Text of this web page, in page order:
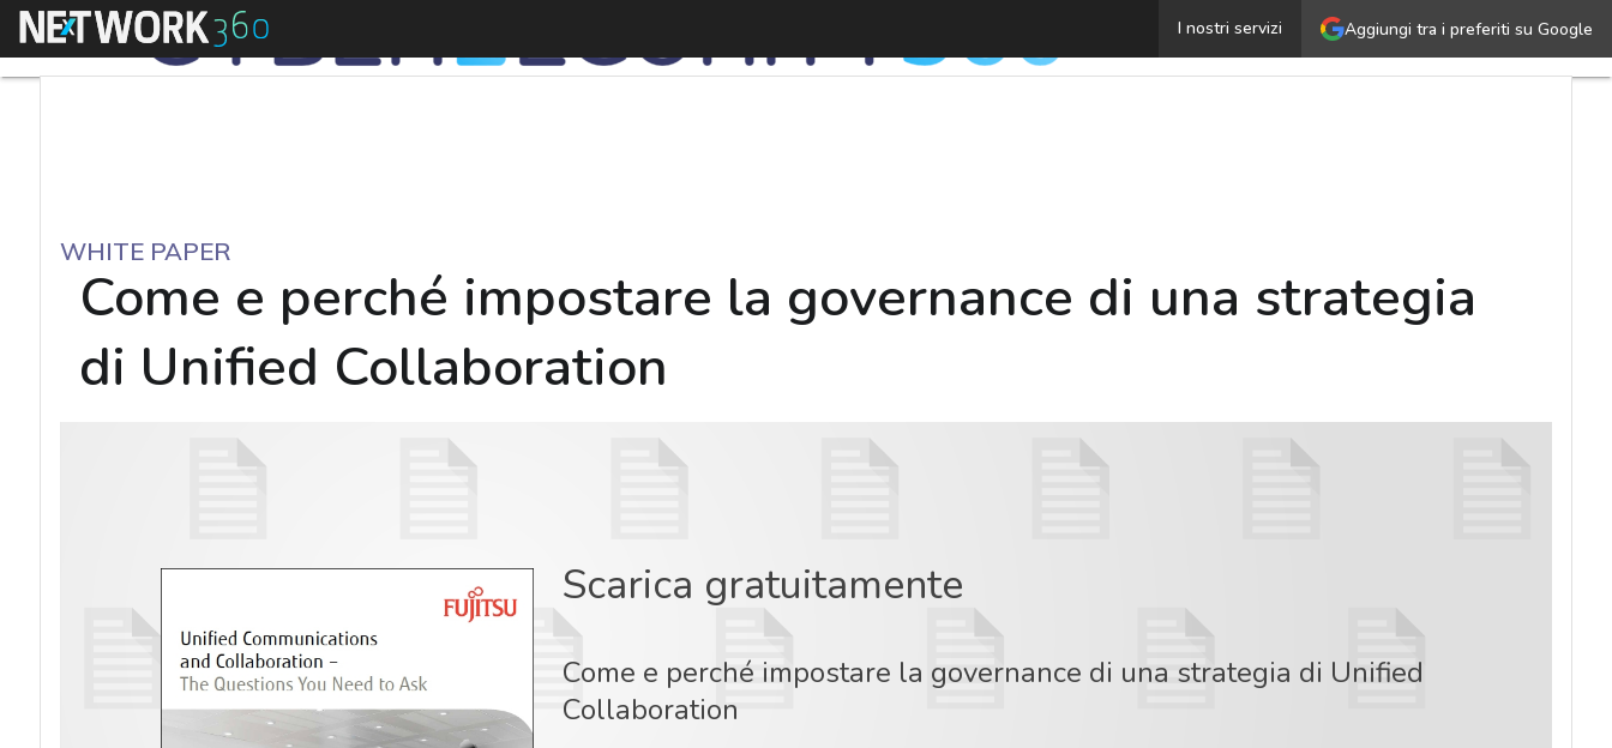
Aggiungi tra i preferiti su Google
I nostri servizi
Menu Come e perché impostare la governance di una
WHITE PAPER
Come e perché impostare la governance di una strategia
di Unified Collaboration
Scarica gratuitamente
Come e perché impostare la governance di una strategia di Unified
Collaboration